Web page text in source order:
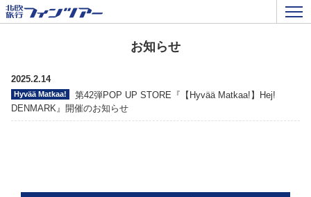
お知らせ
2025.2.14
Hyvää Matkaa!
第42弾POP UP STORE『【Hyvää Matkaa!】Hej!
DENMARK』開催のお知らせ